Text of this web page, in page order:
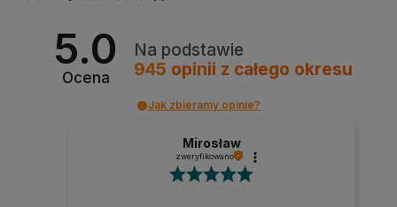
5.0
Ocena
Na podstawie
945 opinii z całego okresu
Jak zbieramy opinie?
Mirosław
zweryfikowano